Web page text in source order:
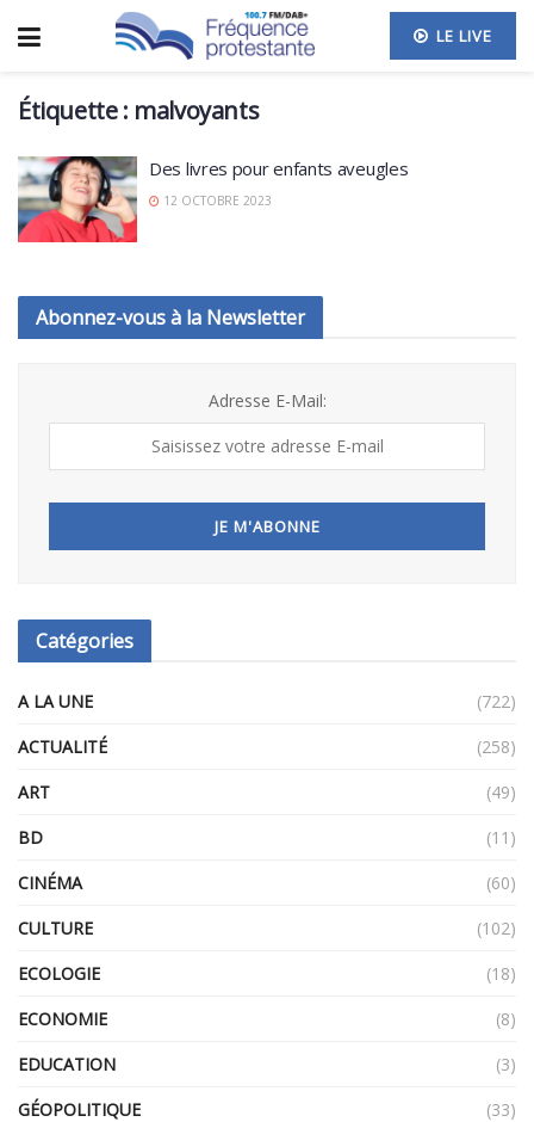
LE LIVE
Étiquette : malvoyants
Des livres pour enfants aveugles
12 OCTOBRE 2023
Abonnez-vous à la Newsletter
Adresse E-Mail:
Catégories
A LA UNE
(722)
ACTUALITÉ
(258)
ART
(49)
BD
(11)
CINÉMA
(60)
CULTURE
(102)
ECOLOGIE
(18)
ECONOMIE
(8)
EDUCATION
(3)
GÉOPOLITIQUE
(33)